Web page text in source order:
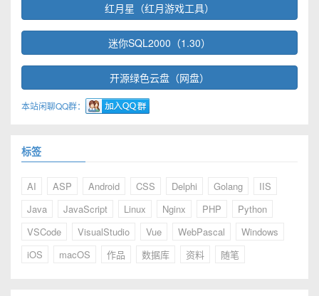
红月星（红月游戏工具）
迷你SQL2000（1.30）
开源绿色云盘（网盘）
本站闲聊QQ群：
标签
AI ASP Android CSS Delphi Golang
IIS
Java
JavaScript Linux Nginx PHP
Python
VSCode
VisualStudio Vue WebPascal
Windows
iOS
macOS 作品 数据库 资料 随笔